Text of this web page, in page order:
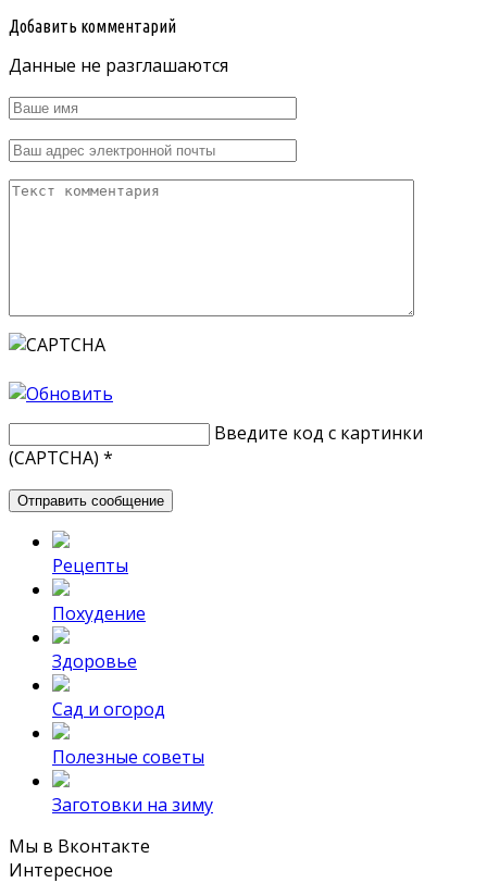
Добавить комментарий
Данные не разглашаются
Введите код с картинки
(CAPTCHA) *
Рецепты
Похудение
Здоровье
Сад и огород
Полезные советы
Заготовки на зиму
Мы в Вконтакте
Интересное